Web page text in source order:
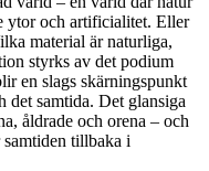
ytor och artificialitet. Eller
material är naturliga,
styrks av det podium
en slags skärningspunkt
det samtida. Det glansiga
åldrade och orena – och
tillbaka i